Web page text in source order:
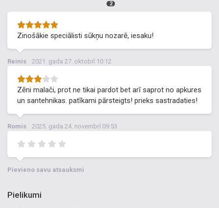
2
Zinošākie speciālisti sūkņu nozarē, iesaku!
Reinis 2021. gada 27. oktobrī 10:12
Zēni malači, prot ne tikai pardot bet arī saprot no apkures
un santehnikas. patīkami pārsteigts! prieks sastradaties!
Romis 2025. gada 24. novembrī 09:53
Pievieno savu atsauksmi
Pielikumi